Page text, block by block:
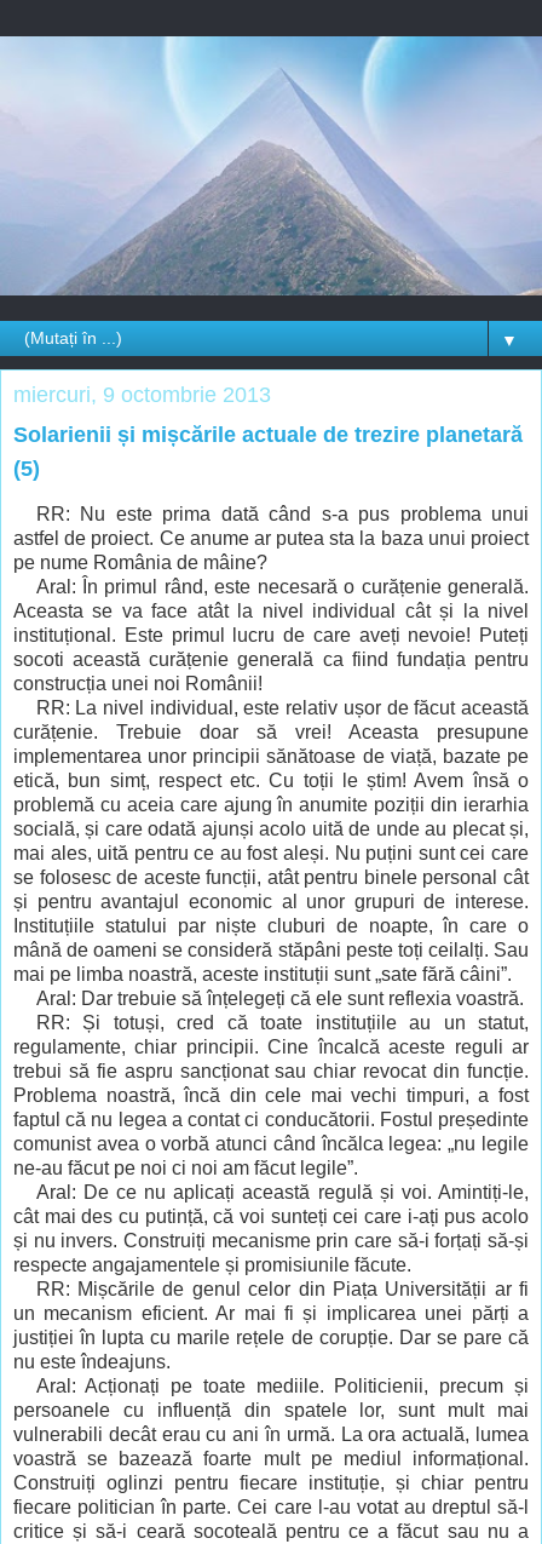
▼
miercuri, 9 octombrie 2013
Solarienii și mișcările actuale de trezire planetară
(5)
RR: Nu este prima dată când s-a pus problema unui
astfel de proiect. Ce anume ar putea sta la baza unui proiect
pe nume România de mâine?
Aral: În primul rând, este necesară o curățenie generală.
Aceasta se va face atât la nivel individual cât și la nivel
instituțional. Este primul lucru de care aveți nevoie! Puteți
socoti această curățenie generală ca fiind fundația pentru
construcția unei noi Românii!
RR: La nivel individual, este relativ ușor de făcut această
curățenie. Trebuie doar să vrei! Aceasta presupune
implementarea unor principii sănătoase de viață, bazate pe
etică, bun simț, respect etc. Cu toții le știm! Avem însă o
problemă cu aceia care ajung în anumite poziții din ierarhia
socială, și care odată ajunși acolo uită de unde au plecat și,
mai ales, uită pentru ce au fost aleși. Nu puțini sunt cei care
se folosesc de aceste funcții, atât pentru binele personal cât
și pentru avantajul economic al unor grupuri de interese.
Instituțiile statului par niște cluburi de noapte, în care o
mână de oameni se consideră stăpâni peste toți ceilalți. Sau
mai pe limba noastră, aceste instituții sunt „sate fără câini”.
Aral: Dar trebuie să înțelegeți că ele sunt reflexia voastră.
RR: Și totuși, cred că toate instituțiile au un statut,
regulamente, chiar principii. Cine încalcă aceste reguli ar
trebui să fie aspru sancționat sau chiar revocat din funcție.
Problema noastră, încă din cele mai vechi timpuri, a fost
faptul că nu legea a contat ci conducătorii. Fostul președinte
comunist avea o vorbă atunci când încălca legea: „nu legile
ne-au făcut pe noi ci noi am făcut legile”.
Aral : De ce nu aplicați această regulă și voi. Amintiți-le,
cât mai des cu putință, că voi sunteți cei care i-ați pus acolo
și nu invers. Construiți mecanisme prin care să-i forțați să-și
respecte angajamentele și promisiunile făcute.
RR: Mișcările de genul celor din Piața Universității ar fi
un mecanism eficient. Ar mai fi și implicarea unei părți a
justiției în lupta cu marile rețele de corupție. Dar se pare că
nu este îndeajuns.
Aral: Acționați pe toate mediile. Politicienii, precum și
persoanele cu influență din spatele lor, sunt mult mai
vulnerabili decât erau cu ani în urmă. La ora actuală, lumea
voastră se bazează foarte mult pe mediul informațional.
Construiți oglinzi pentru fiecare instituție, și chiar pentru
fiecare politician în parte. Cei care l-au votat au dreptul să-l
critice și să-i ceară socoteală pentru ce a făcut sau nu a